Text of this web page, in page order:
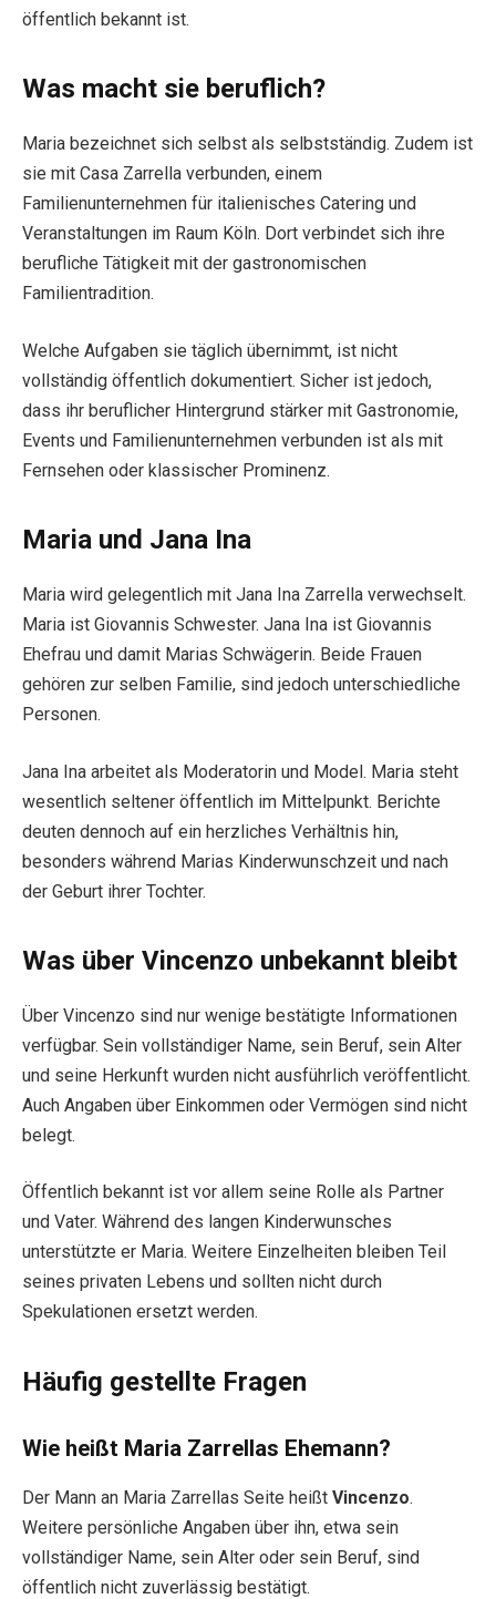
öffentlich bekannt ist.
Was macht sie beruflich?
Maria bezeichnet sich selbst als selbstständig. Zudem ist
sie mit Casa Zarrella verbunden, einem
Familienunternehmen für italienisches Catering und
Veranstaltungen im Raum Köln. Dort verbindet sich ihre
berufliche Tätigkeit mit der gastronomischen
Familientradition.
Welche Aufgaben sie täglich übernimmt, ist nicht
vollständig öffentlich dokumentiert. Sicher ist jedoch,
dass ihr beruflicher Hintergrund stärker mit Gastronomie,
Events und Familienunternehmen verbunden ist als mit
Fernsehen oder klassischer Prominenz.
Maria und Jana Ina
Maria wird gelegentlich mit Jana Ina Zarrella verwechselt.
Maria ist Giovannis Schwester. Jana Ina ist Giovannis
Ehefrau und damit Marias Schwägerin. Beide Frauen
gehören zur selben Familie, sind jedoch unterschiedliche
Personen.
Jana Ina arbeitet als Moderatorin und Model. Maria steht
wesentlich seltener öffentlich im Mittelpunkt. Berichte
deuten dennoch auf ein herzliches Verhältnis hin,
besonders während Marias Kinderwunschzeit und nach
der Geburt ihrer Tochter.
Was über Vincenzo unbekannt bleibt
Über Vincenzo sind nur wenige bestätigte Informationen
verfügbar. Sein vollständiger Name, sein Beruf, sein Alter
und seine Herkunft wurden nicht ausführlich veröffentlicht.
Auch Angaben über Einkommen oder Vermögen sind nicht
belegt.
Öffentlich bekannt ist vor allem seine Rolle als Partner
und Vater. Während des langen Kinderwunsches
unterstützte er Maria. Weitere Einzelheiten bleiben Teil
seines privaten Lebens und sollten nicht durch
Spekulationen ersetzt werden.
Häufig gestellte Fragen
Wie heißt Maria Zarrellas Ehemann?
Der Mann an Maria Zarrellas Seite heißt Vincenzo.
Weitere persönliche Angaben über ihn, etwa sein
vollständiger Name, sein Alter oder sein Beruf, sind
öffentlich nicht zuverlässig bestätigt.